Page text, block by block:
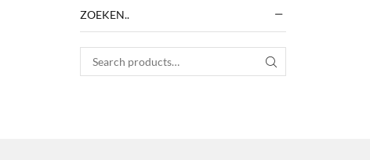
ZOEKEN..
Search for: SEARCH